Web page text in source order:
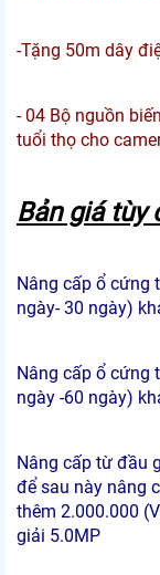
-Tặng 50m dây
- 04 Bộ nguồn
tuổi thọ cho
Bản giá tùy
Nâng cấp ổ cứng
ngày- 30 ngày)
Nâng cấp ổ cứng
ngày -60 ngày)
Nâng cấp từ đầu
để sau này nâng
thêm 2.000.000
giải 5.0MP